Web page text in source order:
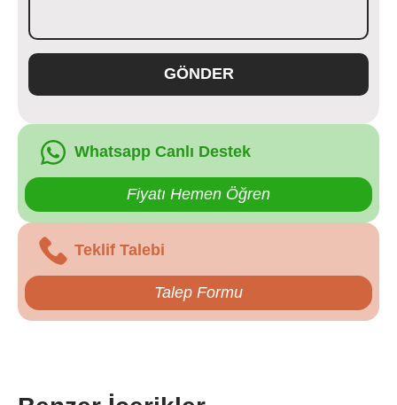
GÖNDER
Whatsapp Canlı Destek
Fiyatı Hemen Öğren
Teklif Talebi
Talep Formu